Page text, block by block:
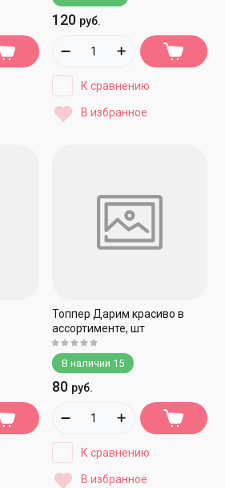
120 руб.
К сравнению
В избранное
Топпер Дарим красиво в
ассортименте, шт
В наличии 15
80 руб.
К сравнению
В избранное